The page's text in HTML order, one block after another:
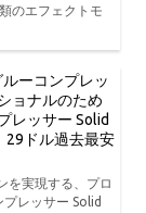
のエフェクトモ
ルーコンプレッ
ョナルのため
レッサー Solid
29ドル過去最安
を実現する、プロ
レッサー Solid